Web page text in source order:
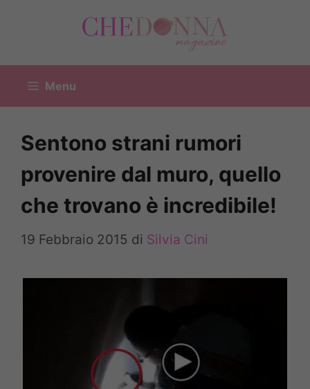
Menu
Sentono strani rumori
provenire dal muro, quello
che trovano è incredibile!
19 Febbraio 2015 di Silvia Cini